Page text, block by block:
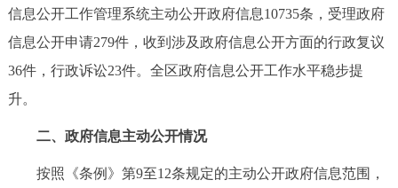
便民服务 利企服务 投资项目
中介服务 阳光政务
政民互动
信息公开工作管理系统主动公开政府信息10735条，受理政府
信息公开申请279件，收到涉及政府信息公开方面的行政复议
36件，行政诉讼23件。全区政府信息公开工作水平稳步提
升。
二、政府信息主动公开情况
按照《条例》第9至12条规定的主动公开政府信息范围，